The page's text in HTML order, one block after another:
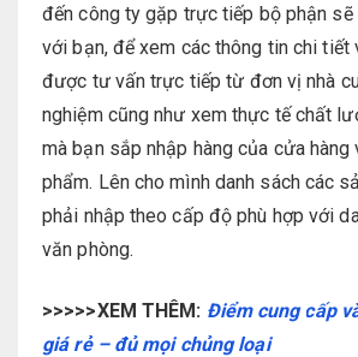
đến công ty gặp trực tiếp bộ phận sẽ
với bạn, để xem các thông tin chi tiết
được tư vấn trực tiếp từ đơn vị nhà
nghiệm cũng như xem thực tế chất
mà bạn sắp nhập hàng của cửa hàng
phẩm. Lên cho mình danh sách các
phải nhập theo cấp độ phù hợp với
văn phòng.
>>>>>XEM THÊM: Điểm cung cấp
giá rẻ – đủ mọi chủng loại